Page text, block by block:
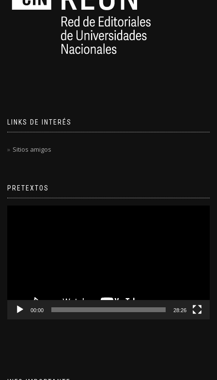
LINKS DE INTERÉS
Sitios amigos
PRETEXTOS
00:00 28:26